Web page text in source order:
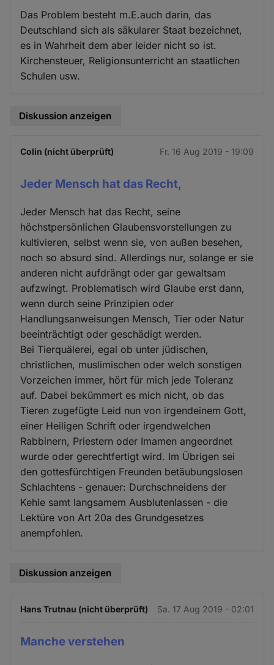
Das Problem besteht m.E.auch darin, das
Deutschland sich als säkularer Staat bezeichnet,
es in Wahrheit dem aber leider nicht so ist.
Kirchensteuer, Religionsunterricht an staatlichen
Schulen usw.
Diskussion anzeigen
Colin (nicht überprüft) Fr. 16 Aug 2019 - 19:09
Jeder Mensch hat das Recht,
Jeder Mensch hat das Recht, seine
höchstpersönlichen Glaubensvorstellungen zu
kultivieren, selbst wenn sie, von außen besehen,
noch so absurd sind. Allerdings nur, solange er sie
anderen nicht aufdrängt oder gar gewaltsam
aufzwingt. Problematisch wird Glaube erst dann,
wenn durch seine Prinzipien oder
Handlungsanweisungen Mensch, Tier oder Natur
beeinträchtigt oder geschädigt werden.
Bei Tierquälerei, egal ob unter jüdischen,
christlichen, muslimischen oder welch sonstigen
Vorzeichen immer, hört für mich jede Toleranz
auf. Dabei bekümmert es mich nicht, ob das
Tieren zugefügte Leid nun von irgendeinem Gott,
einer Heiligen Schrift oder irgendwelchen
Rabbinern, Priestern oder Imamen angeordnet
wurde oder gerechtfertigt wird. Im Übrigen sei
den gottesfürchtigen Freunden betäubungslosen
Schlachtens - genauer: Durchschneidens der
Kehle samt langsamem Ausblutenlassen - die
Lektüre von Art 20a des Grundgesetzes
anempfohlen.
Diskussion anzeigen
Hans Trutnau (nicht überprüft) Sa. 17 Aug 2019 - 02:01
Manche verstehen